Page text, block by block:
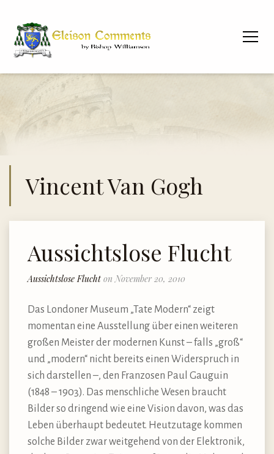
Vincent Van Gogh
Aussichtslose Flucht
Aussichtslose Flucht on November 20, 2010
Das Londoner Museum „Tate Modern“ zeigt
momentan eine Ausstellung über einen weiteren
großen Meister der modernen Kunst – falls „groß“
und „modern“ nicht bereits einen Widerspruch in
sich darstellen –, den Franzosen Paul Gauguin
(1848 – 1903). Das menschliche Wesen braucht
Bilder so dringend wie eine Vision davon, was das
Leben überhaupt bedeutet. Heutzutage kommen
solche Bilder zwar weitgehend von der Elektronik,